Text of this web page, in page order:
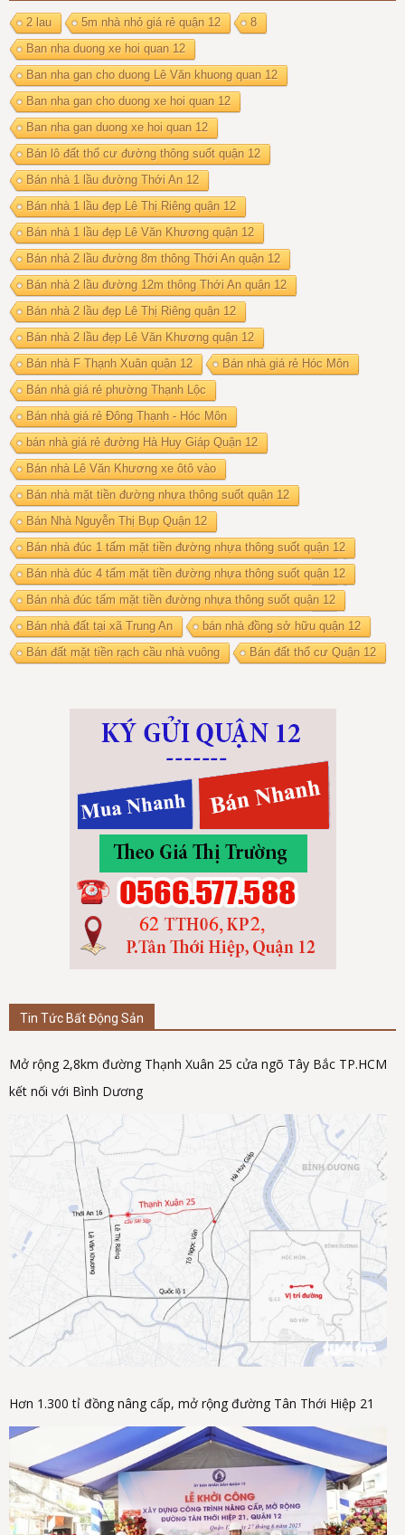
2 lau 5m nhà nhỏ giá rẻ quận 12
8
Ban nha duong xe hoi quan 12
Ban nha gan cho duong Lê Văn khuong quan 12
Ban nha gan cho duong xe hoi quan 12
Ban nha gan duong xe hoi quan 12
Bán lô đất thổ cư đường thông suốt quận 12
Bán nhà 1 lầu đường Thới An 12
Bán nhà 1 lầu đẹp Lê Thị Riêng quận 12
Bán nhà 1 lầu đẹp Lê Văn Khương quận 12
Bán nhà 2 lầu đường 8m thông Thới An quận 12
Bán nhà 2 lầu đường 12m thông Thới An quận 12
Bán nhà 2 lầu đẹp Lê Thị Riêng quận 12
Bán nhà 2 lầu đẹp Lê Văn Khương quận 12
Bán nhà F Thạnh Xuân quận 12
Bán nhà giá rẻ Hóc Môn
Bán nhà giá rẻ phường Thạnh Lộc
Bán nhà giá rẻ Đông Thạnh - Hóc Môn
bán nhà giá rẻ đường Hà Huy Giáp Quận 12
Bán nhà Lê Văn Khương xe ôtô vào
Bán nhà mặt tiền đường nhựa thông suốt quận 12
Bán Nhà Nguyễn Thị Bụp Quận 12
Bán nhà đúc 1 tấm mặt tiền đường nhựa thông suốt quận 12
Bán nhà đúc 4 tấm mặt tiền đường nhựa thông suốt quận 12
Bán nhà đúc tấm mặt tiền đường nhựa thông suốt quận 12
Bán nhà đất tại xã Trung An
bán nhà đồng sở hữu quận 12
Bán đất mặt tiền rạch cầu nhà vuông
Bán đất thổ cư Quận 12
Tin Tức Bất Động Sản
Mở rộng 2,8km đường Thạnh Xuân 25 cửa ngõ Tây Bắc TP.HCM
kết nối với Bình Dương
Hơn 1.300 tỉ đồng nâng cấp, mở rộng đường Tân Thới Hiệp 21